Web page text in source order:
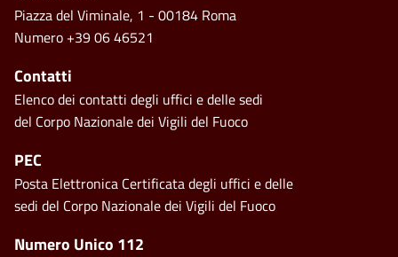
Footer side menu
Numero Unico 112
Piazza del Viminale, 1 - 00184 Roma
Numero +39 06 46521
Contatti
Elenco dei contatti degli uffici e delle sedi
del Corpo Nazionale dei Vigili del Fuoco
PEC
Posta Elettronica Certificata degli uffici e delle
sedi del Corpo Nazionale dei Vigili del Fuoco